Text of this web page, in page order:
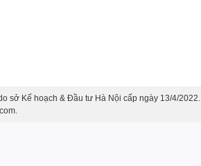
sở Kế hoạch & Đầu tư Hà Nội cấp ngày 13/4/2022.